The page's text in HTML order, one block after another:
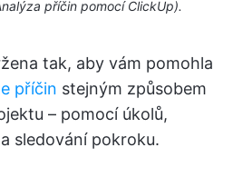
příčin pomocí ClickUp).
tak, aby vám pomohla
příčin stejným způsobem
– pomocí úkolů,
sledování pokroku.